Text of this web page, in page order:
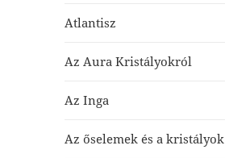
Atlantisz
Az Aura Kristályokról
Az Inga
Az őselemek és a kristályok